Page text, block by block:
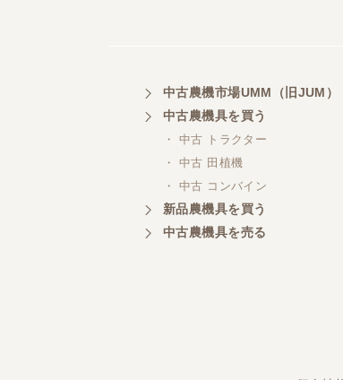
中古農機市場UMM（旧JUM）
中古農機具を買う
・ 中古 トラクター
・ 中古 田植機
・ 中古 コンバイン
新品農機具を買う
中古農機具を売る